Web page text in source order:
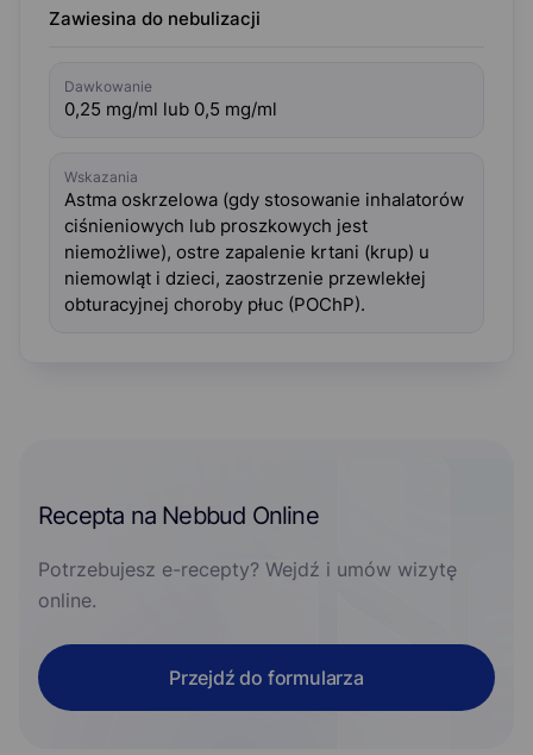
Recepta na Nebbud Online
Potrzebujesz e-recepty? Wejdź i umów wizytę
online.
Przejdź do formularza
Zawiesina do nebulizacji
Dawkowanie
0,25 mg/ml lub 0,5 mg/ml
Wskazania
Astma oskrzelowa (gdy stosowanie inhalatorów
ciśnieniowych lub proszkowych jest
niemożliwe), ostre zapalenie krtani (krup) u
niemowląt i dzieci, zaostrzenie przewlekłej
obturacyjnej choroby płuc (POChP).